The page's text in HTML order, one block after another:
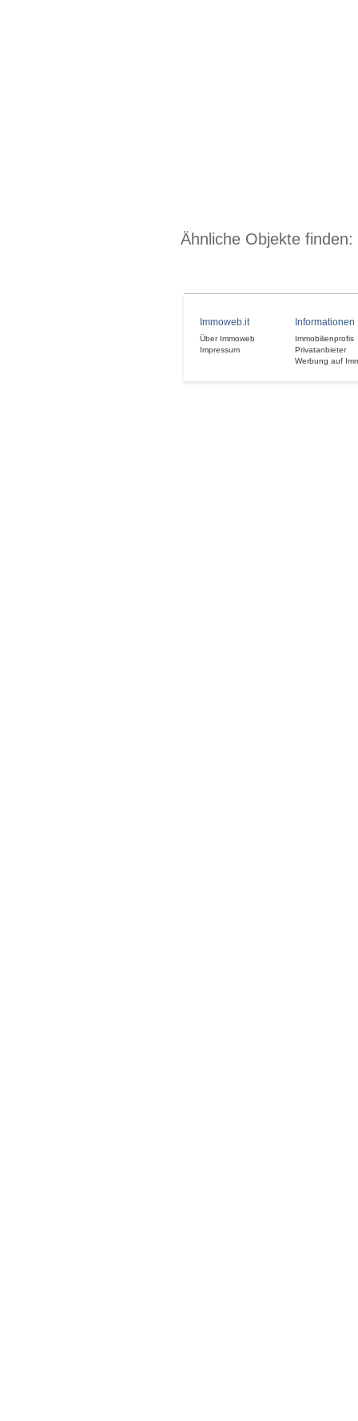
Ähnliche Objekte finden:
Immoweb.it
Über Immoweb
Impressum
Informationen
Immobilienprofis
Privatanbieter
Werbung auf